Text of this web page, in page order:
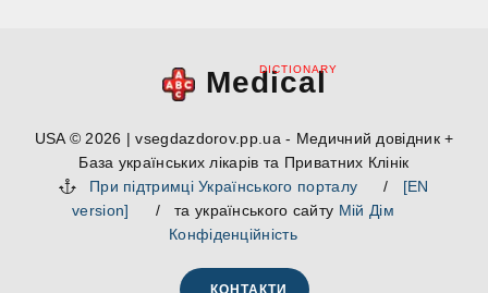
Medical
DICTIONARY
USA © 2026 | vsegdazdorov.pp.ua - Медичний довідник +
База українських лікарів та Приватних Клінік
При підтримці Українського порталу
/ [EN
version]
/ та українського сайту Мій Дім
Конфіденційність
КОНТАКТИ